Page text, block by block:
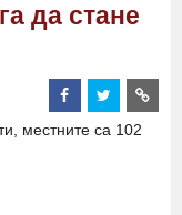
да стане
местните са 102